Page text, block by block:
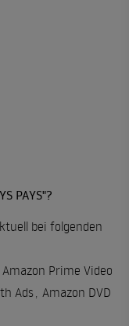
PAYS"?
bei folgenden
Amazon Prime Video
Ads, Amazon DVD